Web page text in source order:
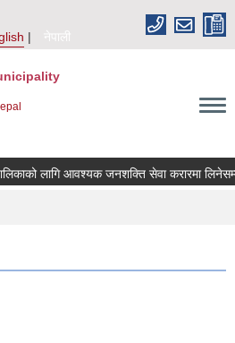
नेपाली
लागि आवश्यक जनशक्ति सेवा करारमा